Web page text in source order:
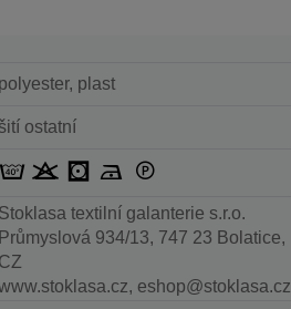
polyester, plast
šití ostatní
Stoklasa textilní galanterie s.r.o.
Průmyslová 934/13, 747 23 Bolatice,
CZ
eshop@stoklasa.cz